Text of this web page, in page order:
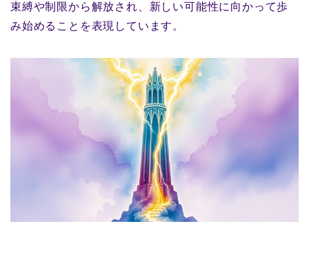
束縛や制限から解放され、新しい可能性に向かって歩
み始めることを表現しています。